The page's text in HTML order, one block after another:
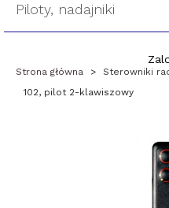
Piloty, nadajniki
Strona główna > Sterowniki
102, pilot 2-klawiszowy